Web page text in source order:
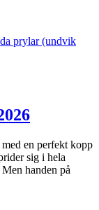
prylar (undvik
en perfekt kopp
sig i hela
handen på